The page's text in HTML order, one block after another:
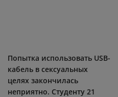
Попытка использовать USB-
кабель в сексуальных
целях закончилась
неприятно. Студенту 21